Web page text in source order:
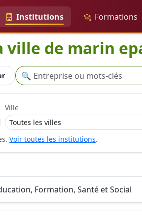
Institutions Formations
ville de marin
Recherche
🔍
Ville
Voir toutes les institutions.
Formation, Santé et Social